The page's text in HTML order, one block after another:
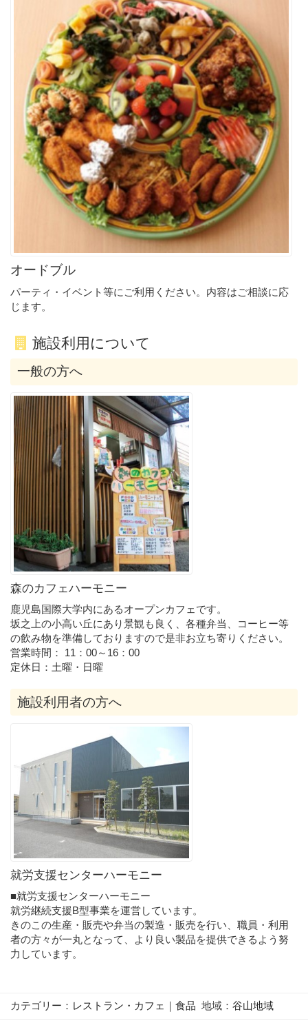
オードブル
パーティ・イベント等にご利用ください。内容はご相談に応
じます。
施設利用について
一般の方へ
森のカフェハーモニー
鹿児島国際大学内にあるオープンカフェです。
坂之上の小高い丘にあり景観も良く、各種弁当、コーヒー等
の飲み物を準備しておりますので是非お立ち寄りください。
営業時間： 11：00～16：00
定休日：土曜・日曜
施設利用者の方へ
就労支援センターハーモニー
■就労支援センターハーモニー
就労継続支援B型事業を運営しています。
きのこの生産・販売や弁当の製造・販売を行い、職員・利用
者の方々が一丸となって、より良い製品を提供できるよう努
力しています。
カテゴリー： レストラン・カフェ ｜ 食品 地域： 谷山地域